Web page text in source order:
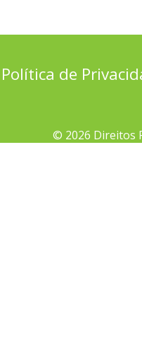
Política de
© 2026 Direitos